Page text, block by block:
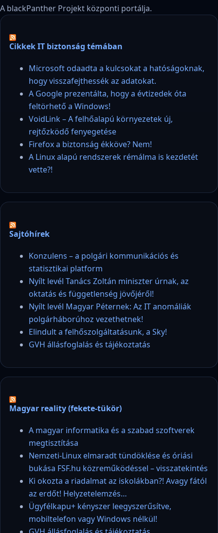
A blackPanther Projekt központi portálja.
Cikkek IT biztonság témában
Microsoft odaadta a kulcsokat a hatóságoknak,
hogy visszafejthessék az adatokat.
A Google prezentálta, hogy a évtizedek óta
feltörhető a Windows!
VoidLink – A felhőalapú környezetek új,
rejtőzködő fenyegetése
Firefox a biztonság ékköve? Nem!
A Linux alapú rendszerek rémálma is kezdetét
vette?!
Sajtóhírek
Konzulens – a polgári kommunikációs és
statisztikai platform
Nyílt levél Tanács Zoltán miniszter úrnak, az
oktatás és függetlenség jövőjéről!
Nyílt levél Magyar Péternek: Az IT anomáliák
polgárháborúhoz vezethetnek!
Elindult a felhőszolgáltatásunk, a Sky!
GVH állásfoglalás és tájékoztatás
Magyar reality (fekete-tükör)
A magyar informatika és a szabad szoftverek
megtisztítása
Nemzeti-Linux elmaradt tündöklése és óriási
bukása FSF.hu közreműködéssel – visszatekintés
Ki okozta a riadalmat az iskolákban?! Avagy fától
az erdőt! Helyzetelemzés…
Ügyfélkapu+ kényszer leegyszerűsítve,
mobiltelefon vagy Windows nélkül!